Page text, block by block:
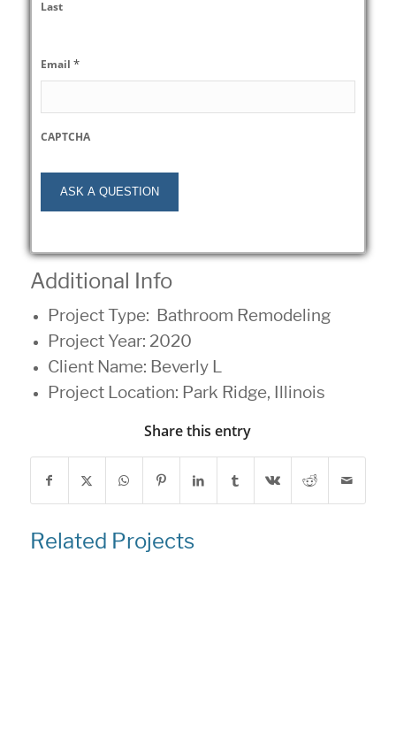
Last
Email *
CAPTCHA
Additional Info
Project Type: Bathroom Remodeling
Project Year: 2020
Client Name: Beverly L
Project Location: Park Ridge, Illinois
Share this entry
Related Projects